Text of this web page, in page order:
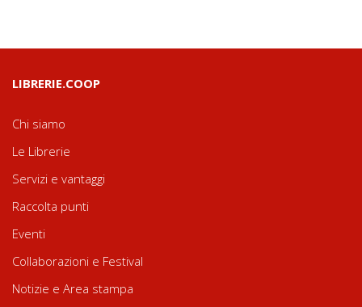
LIBRERIE.COOP
Chi siamo
Le Librerie
Servizi e vantaggi
Raccolta punti
Eventi
Collaborazioni e Festival
Notizie e Area stampa